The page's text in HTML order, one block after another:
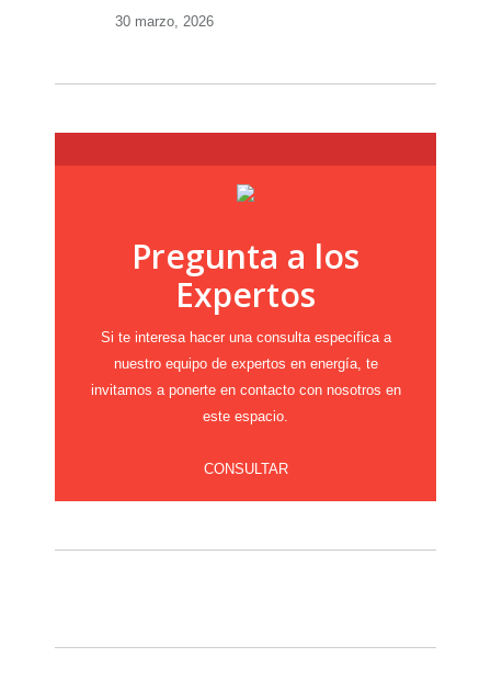
30 marzo, 2026
Pregunta a los
Expertos
Si te interesa hacer una consulta especifica a
nuestro equipo de expertos en energía, te
invitamos a ponerte en contacto con nosotros en
este espacio.
CONSULTAR